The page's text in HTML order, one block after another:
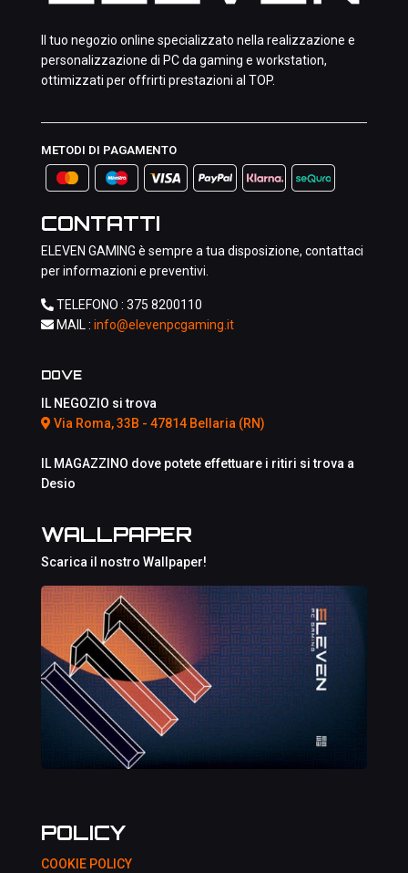
Il tuo negozio online specializzato nella realizzazione e
personalizzazione di PC da gaming e workstation,
ottimizzati per offrirti prestazioni al TOP.
METODI DI PAGAMENTO
CONTATTI
ELEVEN GAMING è sempre a tua disposizione, contattaci
per informazioni e preventivi.
TELEFONO : 375 8200110
MAIL : info@elevenpcgaming.it
DOVE
IL NEGOZIO si trova
Via Roma, 33B - 47814 Bellaria (RN)
IL MAGAZZINO dove potete effettuare i ritiri si trova a
Desio
WALLPAPER
Scarica il nostro Wallpaper!
POLICY
COOKIE POLICY